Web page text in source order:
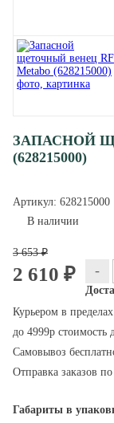
ЗАПАСНОЙ
(628215000)
Артикул: 628215000
В наличии
3 653 ₽
2 610 ₽ -
Курьером в
до 4999р стоимость
Самовывоз
Отправка заказов
Габариты в